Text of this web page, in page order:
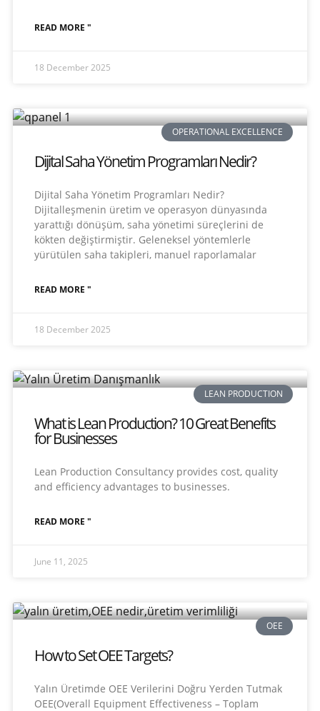
READ MORE "
18 December 2025
OPERATIONAL EXCELLENCE
Dijital Saha Yönetim Programları Nedir?
Dijital Saha Yönetim Programları Nedir?
Dijitalleşmenin üretim ve operasyon dünyasında
yarattığı dönüşüm, saha yönetimi süreçlerini de
kökten değiştirmiştir. Geleneksel yöntemlerle
yürütülen saha takipleri, manuel raporlamalar
READ MORE "
18 December 2025
LEAN PRODUCTION
What is Lean Production? 10 Great Benefits
for Businesses
Lean Production Consultancy provides cost, quality
and efficiency advantages to businesses.
READ MORE "
June 11, 2025
OEE
How to Set OEE Targets?
Yalın Üretimde OEE Verilerini Doğru Yerden Tutmak
OEE(Overall Equipment Effectiveness – Toplam